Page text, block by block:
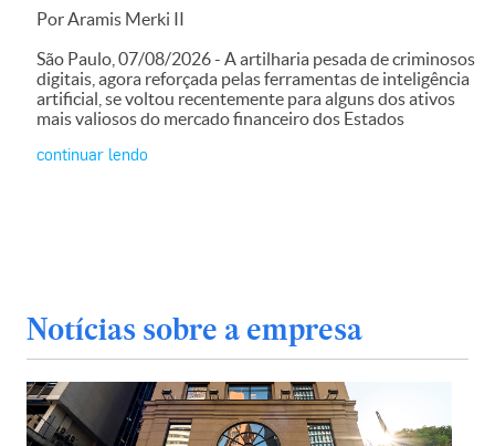
Por Aramis Merki II
São Paulo, 07/08/2026 - A artilharia pesada de criminosos
digitais, agora reforçada pelas ferramentas de inteligência
artificial, se voltou recentemente para alguns dos ativos
mais valiosos do mercado financeiro dos Estados
continuar lendo
Notícias sobre a empresa